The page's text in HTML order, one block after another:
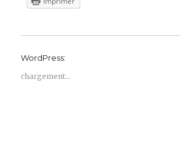
WordPress:
chargement…